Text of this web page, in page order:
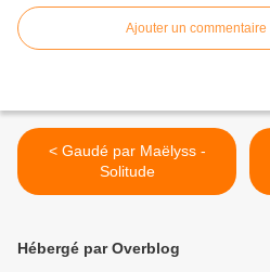
Ajouter un commentaire
< Gaudé par Maëlyss -
Solitude
Hébergé par Overblog